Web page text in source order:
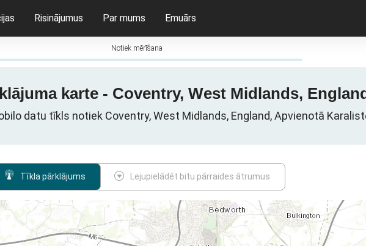
Risinājumus Par mums Emuārs
Notiek mērīšana
karte - Coventry, West Midlands,
datu tīkls notiek Coventry, West Midlands, England, Apvienotā
Tīkla pārklājums Lejupielādēt bitu pārraides ātrumus